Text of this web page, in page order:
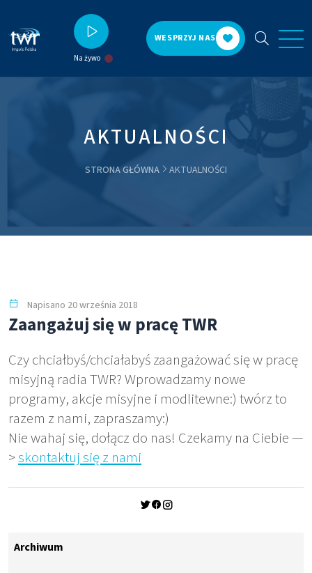
Na żywo
WESPRZYJ NAS
AKTUALNOŚCI
STRONA GŁÓWNA AKTUALNOŚCI
Napisano 20 września 2018
Zaangażuj się w pracę TWR
Czy chciałbyś/chciałabyś zaangażować się w pracę
misyjną radia TWR? Wprowadzamy nowe
programy, akcje misyjne i modlitewne:) twórz to
razem z nami, zapraszamy:)
Nie wahaj się, dołącz do nas! Czekamy na Ciebie —
>skontaktuj się z nami
Archiwum